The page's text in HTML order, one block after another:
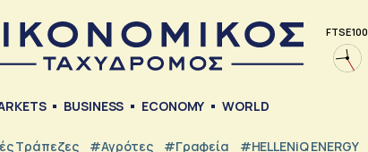
FTSE 100
BUSINESS ECONOMY WORLD
Τράπεζες #Αγρότες #Γραφεία #HELLENiQ ENERGY